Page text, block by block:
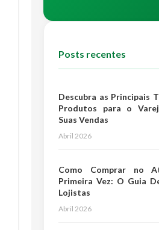
Posts recentes
Descubra as Principais
Produtos para o
Suas Vendas
Abril 2026
Como Comprar no
Primeira Vez: O Guia
Lojistas
Abril 2026